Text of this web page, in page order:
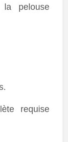
la pelouse
requise